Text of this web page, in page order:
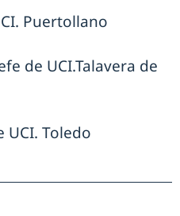
Puertollano
de UCI.Talavera de
UCI. Toledo